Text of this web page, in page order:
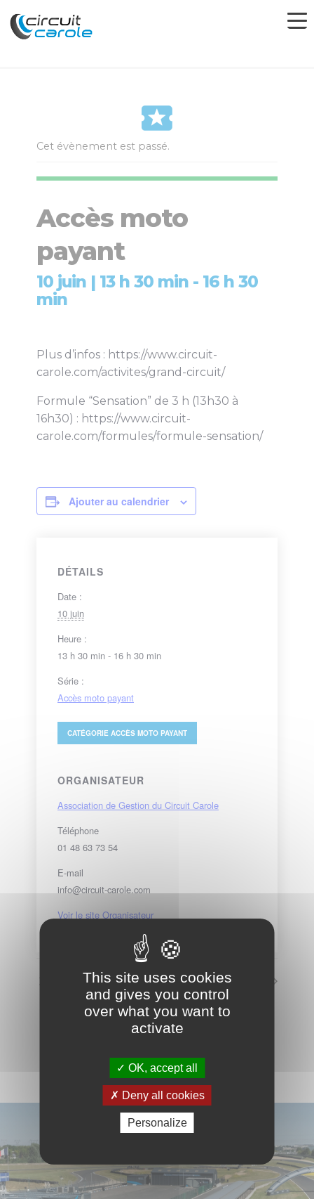
Cet évènement est passé.
Accès moto
payant
10 juin | 13 h 30 min - 16 h 30
min
Plus d’infos : https://www.circuit-
carole.com/activites/grand-circuit/
Formule “Sensation” de 3 h (13h30 à
16h30) : https://www.circuit-
carole.com/formules/formule-sensation/
Ajouter au calendrier
DÉTAILS
Date :
10 juin
Heure :
13 h 30 min - 16 h 30 min
Série :
Accès moto payant
CATÉGORIEACCÈS MOTO PAYANT
ORGANISATEUR
Association de Gestion du Circuit Carole
Téléphone
01 48 63 73 54
E-mail
info@circuit-carole.com
Voir le site Organisateur
Circuit fermé
VOIR LE CALENDRIER COMPLET
This site uses cookies
and gives you control
over what you want to
activate
OK, accept all
Deny all cookies
Personalize